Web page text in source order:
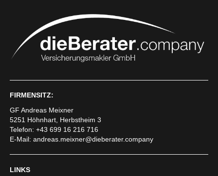
FIRMENSITZ:
GF Andreas Meixner
5251 Höhnhart, Herbstheim 3
Telefon: +43 699 16 216 716
E-Mail: andreas.meixner@dieberater.company
LINKS